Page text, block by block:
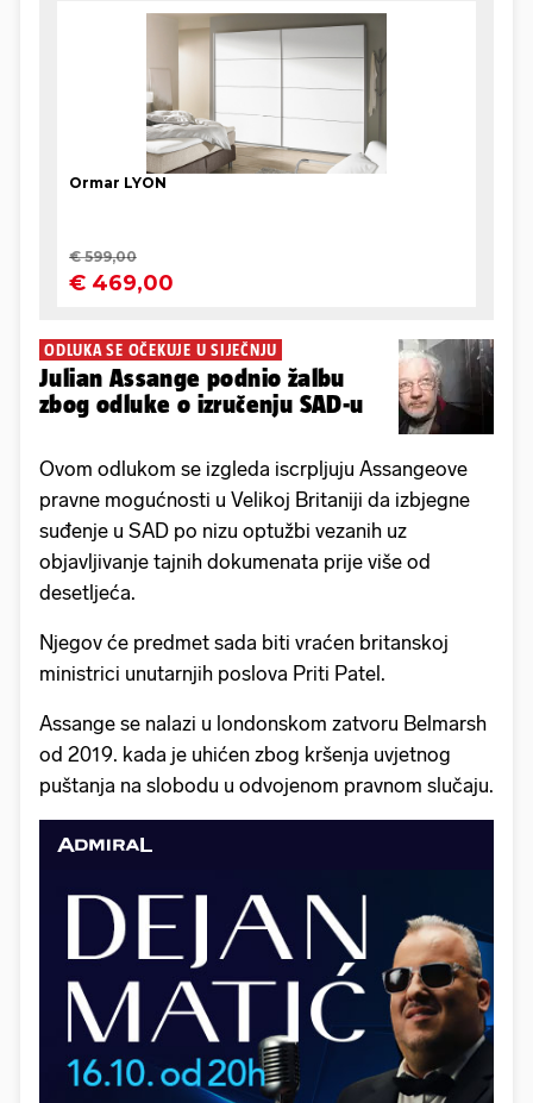
ODLUKA SE OČEKUJE U SIJEČNJU
Julian Assange podnio žalbu
zbog odluke o izručenju SAD-u
Ovom odlukom se izgleda iscrpljuju Assangeove
pravne mogućnosti u Velikoj Britaniji da izbjegne
suđenje u SAD po nizu optužbi vezanih uz
objavljivanje tajnih dokumenata prije više od
desetljeća.
Njegov će predmet sada biti vraćen britanskoj
ministrici unutarnjih poslova Priti Patel.
Assange se nalazi u londonskom zatvoru Belmarsh
od 2019. kada je uhićen zbog kršenja uvjetnog
puštanja na slobodu u odvojenom pravnom slučaju.